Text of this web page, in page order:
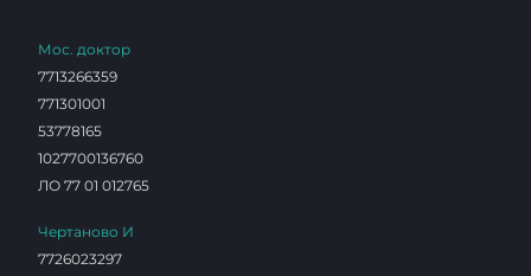
Мос. доктор
7713266359
771301001
53778165
1027700136760
ЛО 77 01 012765
Чертаново И
7726023297